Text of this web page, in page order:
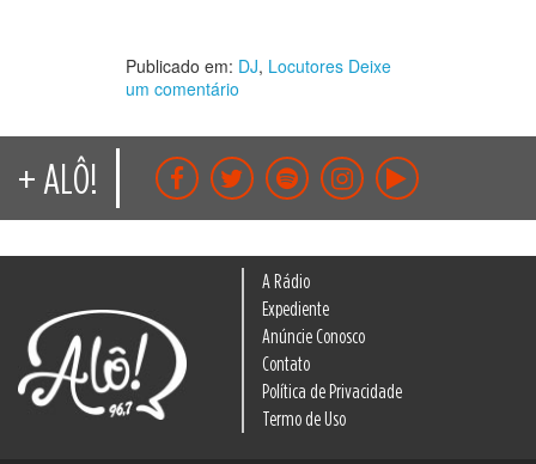
Publicado em: DJ, Locutores Deixe
um comentário
+ ALÔ!
A Rádio
Expediente
Anúncie Conosco
Contato
Política de Privacidade
Termo de Uso